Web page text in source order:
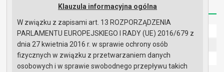
Instrukcja korzystania Dostępność
Strona główna
UMiG - telefony wewnętrzne
Ochrona danych osobowych
Klauzula informacyjna ogólna
W związku z zapisami art. 13 ROZPORZĄDZENIA
PARLAMENTU EUROPEJSKIEGO I RADY (UE) 2016/679 z
dnia 27 kwietnia 2016 r. w sprawie ochrony osób
fizycznych w związku z przetwarzaniem danych
osobowych i w sprawie swobodnego przepływu takich